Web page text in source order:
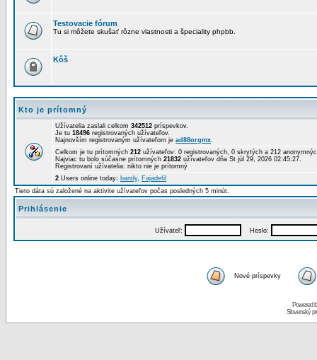
Testovacie fórum
Tu si môžete skušať rôzne vlastnosti a špeciality phpbb.
Kôš
Kto je prítomný
Užívatelia zaslali celkom 342512 príspevkov.
Je tu 18496 registrovaných užívateľov.
Najnovším registrovaným užívateľom je ad88orgmx.
Celkom je tu prítomných 212 užívateľov: 0 registrovaných, 0 skrytých a 212
Najviac tu bolo súčasne prítomných 21832 užívateľov dňa St júl 29, 2026 02:45:27.
Registrovaní užívatelia: nikto nie je prítomný
2 Users online today: bandy, Fajadefil
Tieto dáta sú založené na aktivite užívateľov počas posledných 5 minút.
Prihlásenie
Užívateľ: Heslo:
Nové príspevky
Powered
Slovenský